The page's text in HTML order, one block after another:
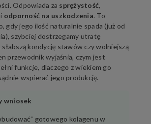
Odpowiada za sprężystość,
i odporność na uszkodzenia. To
gdy jego ilość naturalnie spada (już od
szybciej dostrzegamy utratę
słabszą kondycję stawów czy wolniejszą
przewodnik wyjaśnia, czym jest
funkcje, dlaczego z wiekiem go
wspierać jego produkcję.
wniosek
gotowego kolagenu w